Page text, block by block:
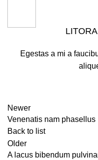
Egestas a mi a
Newer
Venenatis nam phasellus
Back to list
Older
A lacus bibendum